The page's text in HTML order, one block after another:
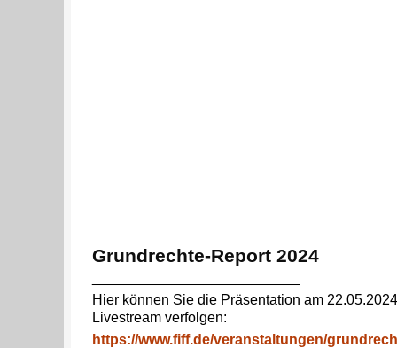
Grundrechte-Report 2024
Hier können Sie die Präsentation am
Livestream verfolgen:
https://www.fiff.de/veranstaltungen/